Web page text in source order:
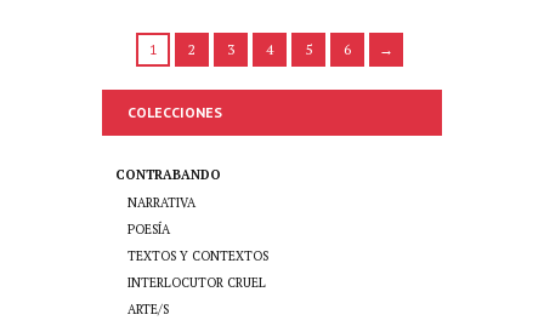
1 2 3 4 5 6 →
COLECCIONES
CONTRABANDO
NARRATIVA
POESÍA
TEXTOS Y CONTEXTOS
INTERLOCUTOR CRUEL
ARTE/S